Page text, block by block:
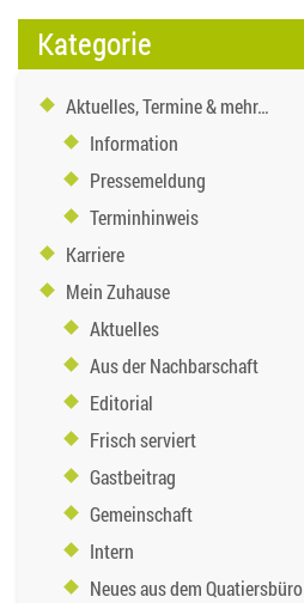
Kategorie
Aktuelles, Termine & mehr…
Information
Pressemeldung
Terminhinweis
Karriere
Mein Zuhause
Aktuelles
Aus der Nachbarschaft
Editorial
Frisch serviert
Gastbeitrag
Gemeinschaft
Intern
Neues aus dem Quatiersbüro